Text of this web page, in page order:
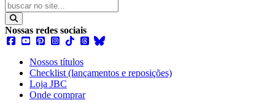
Nossas redes sociais
Nossos títulos
Checklist (lançamentos e reposições)
Loja JBC
Onde comprar